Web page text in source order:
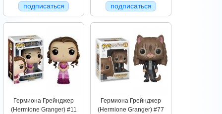
подписаться подписаться
Гермиона Грейнджер
(Hermione Granger) #11
Гермиона Грейнджер
(Hermione Granger) #77